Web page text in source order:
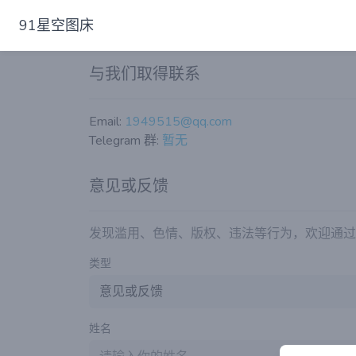
91星空图床
与我们取得联系
Email: 1949515@qq.com
Telegram 群: 暂无
意见或反馈
发现滥用、色情、版权、违法等行为，欢迎通
类型
姓名